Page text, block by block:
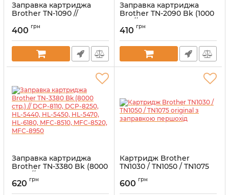
Заправка картриджа
Brother TN-1090 //
1223WE, DCP-1622WE,
Артикул:OZK-TN-1090
400 грн
Заправка картриджа
Brother TN-2090 Bk (1000
ст.) // DCP-7057, HL-2132
Артикул:
410 грн
Заправка картриджа
Brother TN-3380 Bk (8000
стр.) // DCP-8110, DCP-
8250, HL-5440, HL-5450,
620 грн
Картридж Brother
TN1030 / TN1050 / TN1075
першохід
Артикул:vostTN-1030
600 грн